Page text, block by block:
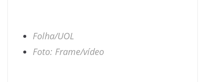
Folha/UOL
Foto: Frame/vídeo